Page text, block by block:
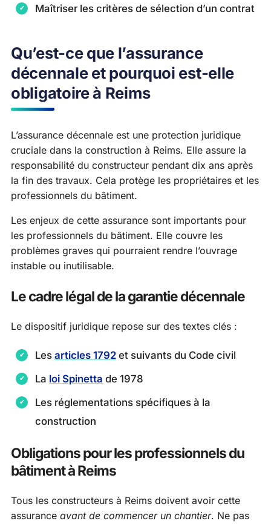
Maîtriser les critères de sélection d’un contrat
Qu’est-ce que l’assurance
décennale et pourquoi est-elle
obligatoire à Reims
L’assurance décennale est une protection juridique
cruciale dans la construction à Reims. Elle assure la
responsabilité du constructeur pendant dix ans après
la fin des travaux. Cela protège les propriétaires et les
professionnels du bâtiment.
Les enjeux de cette assurance sont importants pour
les professionnels du bâtiment. Elle couvre les
problèmes graves qui pourraient rendre l’ouvrage
instable ou inutilisable.
Le cadre légal de la garantie décennale
Le dispositif juridique repose sur des textes clés :
Les articles 1792 et suivants du Code civil
La loi Spinetta de 1978
Les réglementations spécifiques à la
construction
Obligations pour les professionnels du
bâtiment à Reims
Tous les constructeurs à Reims doivent avoir cette
assurance avant de commencer un chantier. Ne pas